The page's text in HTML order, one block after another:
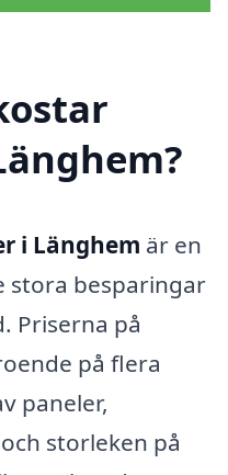
i Länghem är en
stora besparingar
Priserna på
på flera
paneler,
storleken på